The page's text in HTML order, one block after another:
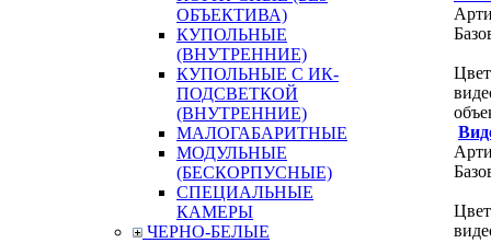
ОБЪЕКТИВА)
КУПОЛЬНЫЕ
(ВНУТРЕННИЕ)
КУПОЛЬНЫЕ С ИК-
ПОДСВЕТКОЙ
(ВНУТРЕННИЕ)
МАЛОГАБАРИТНЫЕ
МОДУЛЬНЫЕ
(БЕСКОРПУСНЫЕ)
СПЕЦИАЛЬНЫЕ
КАМЕРЫ
ЧЕРНО-БЕЛЫЕ